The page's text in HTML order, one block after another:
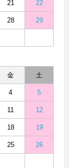
21 22
28 29
金 土
4 5
11 12
18 19
25 26